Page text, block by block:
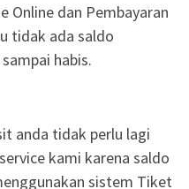
Online dan Pembayaran
tidak ada saldo
habis.
anda tidak perlu lagi
kami karena saldo
sistem Tiket